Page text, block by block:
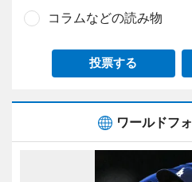
コラムなどの読み物
投票する
ワールドフ